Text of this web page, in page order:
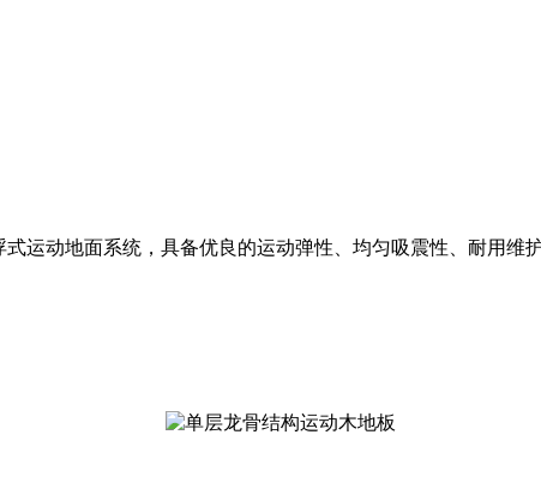
式运动地面系统，具备优良的运动弹性、均匀吸震性、耐用